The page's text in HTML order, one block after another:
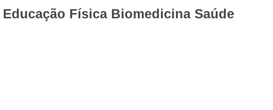
Educação Física Biomedicina Saúde